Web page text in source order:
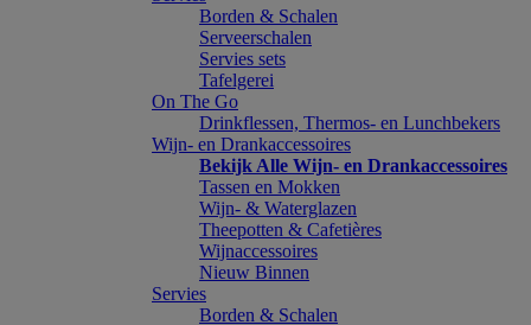
Borden & Schalen
Serveerschalen
Servies sets
Tafelgerei
On The Go
Drinkflessen, Thermos- en Lunchbekers
Wijn- en Drankaccessoires
Bekijk Alle Wijn- en Drankaccessoires
Tassen en Mokken
Wijn- & Waterglazen
Theepotten & Cafetières
Wijnaccessoires
Nieuw Binnen
Servies
Borden & Schalen